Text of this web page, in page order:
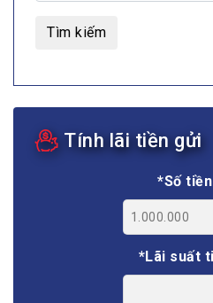
Tìm kiếm
Tính lãi tiền gửi
*Số
*Lãi suất